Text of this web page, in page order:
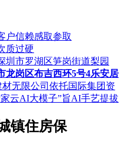
户信赖感取参取
质过硬
圳市罗湖区笋岗街道梨园
龙岗区布吉西环5号4乐安居
无限公司依托国际集团资
云AI大模子”旨AI手艺提拔
镇住房保